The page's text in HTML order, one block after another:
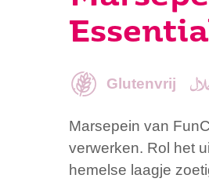
Glutenvrij
Marsepein van
verwerken. Rol het
hemelse laagje